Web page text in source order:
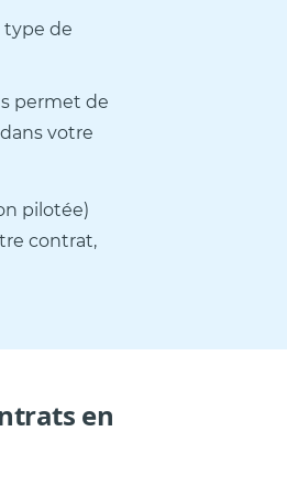
type de
permet de
votre
pilotée)
contrat,
en